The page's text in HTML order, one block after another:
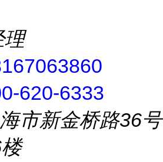
理
620-6333
市新金桥路36号